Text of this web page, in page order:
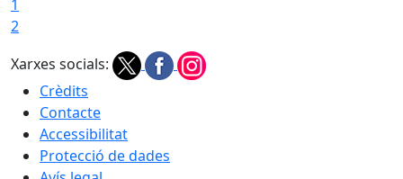
1
2
Xarxes socials:
Crèdits
Contacte
Accessibilitat
Protecció de dades